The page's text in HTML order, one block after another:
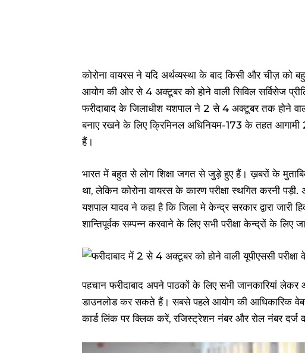
कोरोना वायरस ने यदि अर्थव्यस्था के बाद किसी और चीज़ को
आयोग की ओर से 4 अक्टूबर को होने वाली सिविल सर्विसेज
फरीदाबाद के जिलाधीश यशपाल ने 2 से 4 अक्टूबर तक होने
बनाए रखने के लिए क्रिमिनल अधिनियम-173 के तहत
हैं।
भारत में बहुत से लोग शिक्षा जगत से जुड़े हुए हैं। ख़बरों के
था, लेकिन कोरोना वायरस के कारण परीक्षा स्थगित करनी
यशपाल यादव ने कहा है कि जिला मे केन्द्र सरकार द्वारा जारी
शान्तिपूर्वक सम्पन्न करवाने के लिए सभी परीक्षा केन्द्रों के लिए
पहचान फरीदाबाद अपने पाठकों के लिए सभी जानकारियां
डाउनलोड कर सकते हैं। सबसे पहले आयोग की आधिकारिक
कार्ड लिंक पर क्ल‍िक करें, रजिस्ट्रेशन नंबर और रोल नंबर दर्ज